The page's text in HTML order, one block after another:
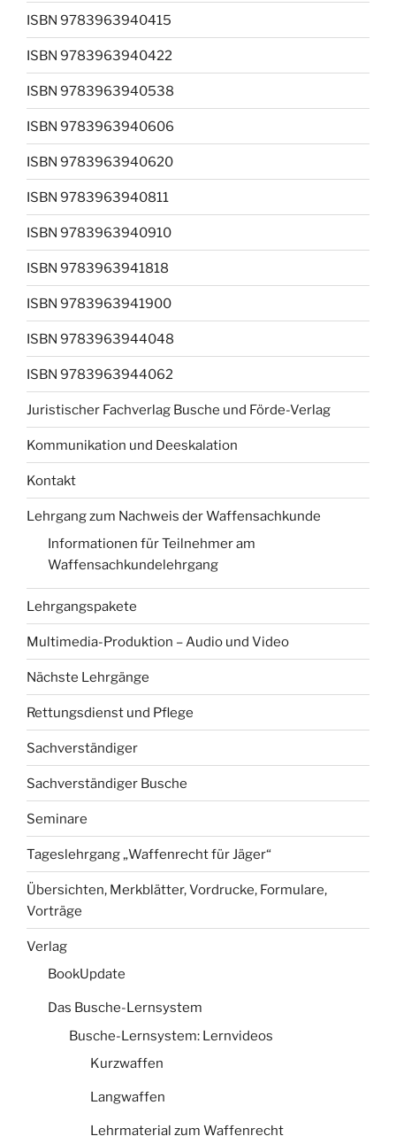
ISBN 9783963940415
ISBN 9783963940422
ISBN 9783963940538
ISBN 9783963940606
ISBN 9783963940620
ISBN 9783963940811
ISBN 9783963940910
ISBN 9783963941818
ISBN 9783963941900
ISBN 9783963944048
ISBN 9783963944062
Juristischer Fachverlag Busche und Förde-Verlag
Kommunikation und Deeskalation
Kontakt
Lehrgang zum Nachweis der Waffensachkunde
Informationen für Teilnehmer am
Waffensachkundelehrgang
Lehrgangspakete
Multimedia-Produktion – Audio und Video
Nächste Lehrgänge
Rettungsdienst und Pflege
Sachverständiger
Sachverständiger Busche
Seminare
Tageslehrgang „Waffenrecht für Jäger“
Übersichten, Merkblätter, Vordrucke, Formulare,
Vorträge
Verlag
BookUpdate
Das Busche-Lernsystem
Busche-Lernsystem: Lernvideos
Kurzwaffen
Langwaffen
Lehrmaterial zum Waffenrecht